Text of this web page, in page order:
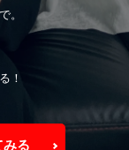
。
！
る